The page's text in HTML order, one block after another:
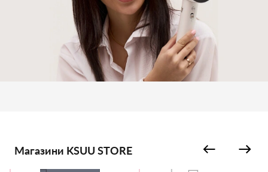
Магазини KSUU STORE